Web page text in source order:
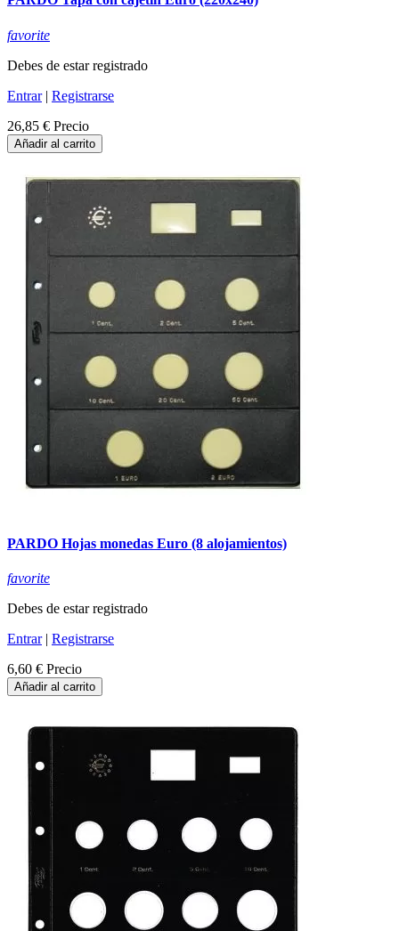
favorite
Debes de estar registrado
Entrar| Registrarse
26,85 € Precio
Añadir al carrito
PARDO Hojas monedas Euro (8 alojamientos)
favorite
Debes de estar registrado
Entrar| Registrarse
6,60 € Precio
Añadir al carrito